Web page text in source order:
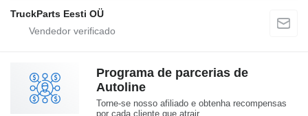
TruckParts Eesti OÜ
Programa de parcerias de
Autoline
Torne-se nosso afiliado e obtenha recompensas
por cada cliente que atrair